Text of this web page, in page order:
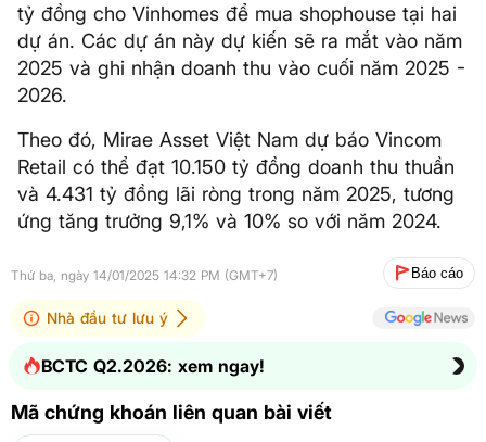
tỷ đồng cho Vinhomes để mua shophouse tại hai
dự án. Các dự án này dự kiến sẽ ra mắt vào năm
2025 và ghi nhận doanh thu vào cuối năm 2025 -
2026.
Theo đó, Mirae Asset Việt Nam dự báo Vincom
Retail có thể đạt 10.150 tỷ đồng doanh thu thuần
và 4.431 tỷ đồng lãi ròng trong năm 2025, tương
ứng tăng trưởng 9,1% và 10% so với năm 2024.
Thứ ba, ngày 14/01/2025 14:32 PM (GMT+7) Báo cáo
Nhà đầu tư lưu ý
BCTC Q2.2026: xem ngay!
Mã chứng khoán liên quan bài viết